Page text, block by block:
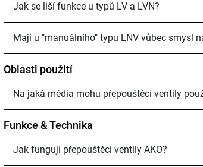
Jak se liší funkce u typů LV a LVN?
Mají u "manuálního" typu LNV vůbec smysl
Oblasti použití
Na jaká média mohu přepouštěcí ventily
Funkce & Technika
Jak fungují přepouštěcí ventily AKO?